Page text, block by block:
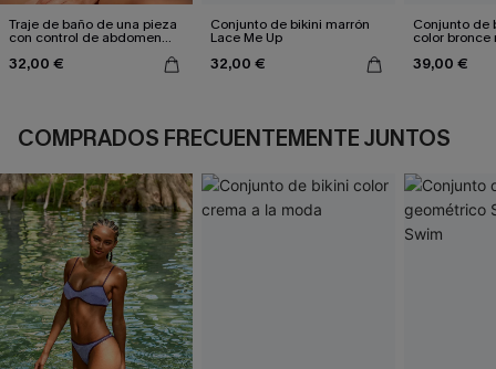
Traje de baño de una pieza
con control de abdomen
32,00 €
Conjunto de bikini marrón
Lace Me Up
32,00 €
Conjunto de
color bronce
39,00 €
COMPRADOS FRECUENTEMENTE JUNTOS